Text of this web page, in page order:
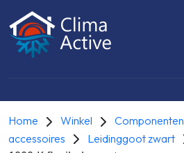
Home Winkel Componenten
accessoires
Leidinggoot zwart